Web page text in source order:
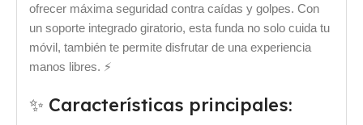
ofrecer máxima seguridad contra caídas y golpes. Con
un soporte integrado giratorio, esta funda no solo cuida tu
móvil, también te permite disfrutar de una experiencia
manos libres. ⚡
✨ Características principales: